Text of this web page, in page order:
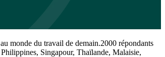
monde du travail de demain.2000 répondants
Singapour, Thaïlande, Malaisie,